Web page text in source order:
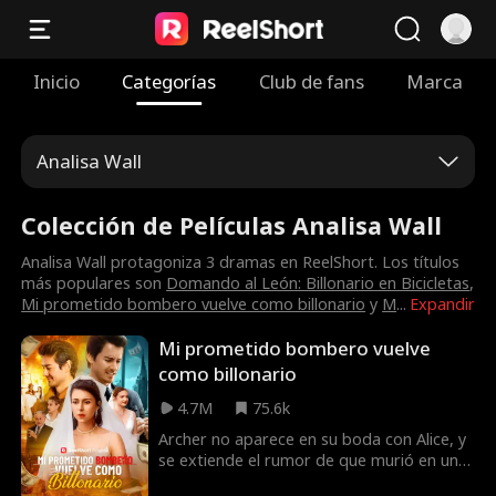
Inicio Categorías Club de fans Marca
Analisa Wall
Colección de Películas Analisa Wall
Expandir
Analisa Wall protagoniza 3 dramas en ReelShort. Los títulos
más populares son Domando al León: Billonario en Bicicletas,
Mi prometido bombero vuelve como billonario y M...
Mi prometido bombero vuelve
como billonario
4.7M
75.6k
Archer no aparece en su boda con Alice, y
se extiende el rumor de que murió en una